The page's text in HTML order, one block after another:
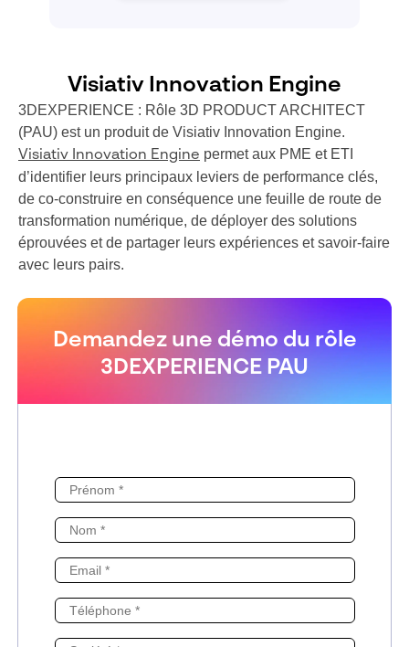
Visiativ Innovation Engine
3DEXPERIENCE : Rôle 3D PRODUCT ARCHITECT
(PAU) est un produit de Visiativ Innovation Engine.
Visiativ Innovation Engine permet aux PME et ETI
d’identifier leurs principaux leviers de performance clés,
de co-construire en conséquence une feuille de route de
transformation numérique, de déployer des solutions
éprouvées et de partager leurs expériences et savoir-faire
avec leurs pairs.
Demandez une démo du rôle
3DEXPERIENCE PAU